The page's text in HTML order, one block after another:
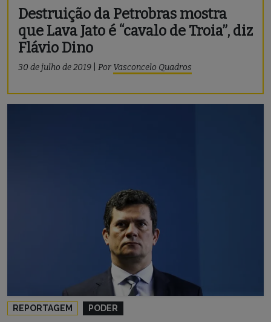
Destruição da Petrobras mostra
que Lava Jato é “cavalo de Troia”, diz
Flávio Dino
30 de julho de 2019 Por Vasconcelo Quadros
REPORTAGEM PODER